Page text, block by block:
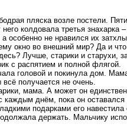
пляска возле постели.
колдовала третья
особенно не нравился их
окно во внешний мир? Да и
Лучше, старики и старухи,
с распятием и полной флягой.
головой и покинула дом.
получается не очень.
мама. А может он
днём, пока он оставался
подарками его
держать. Мальчику